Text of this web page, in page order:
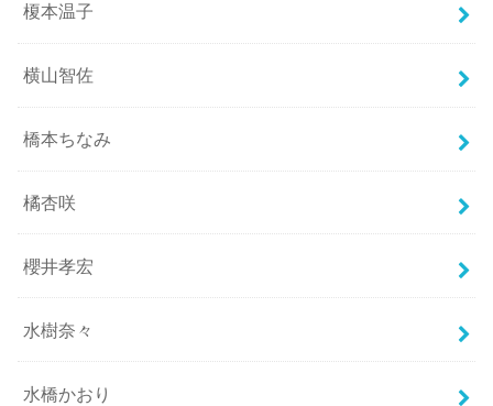
榎本温子
横山智佐
橋本ちなみ
橘杏咲
櫻井孝宏
水樹奈々
水橋かおり